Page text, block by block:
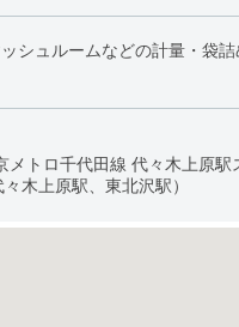
シュルームなどの計量・袋
メトロ千代田線 代々木上原駅
々木上原駅、東北沢駅）